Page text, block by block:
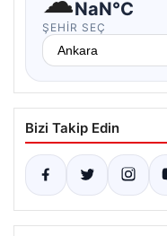
NaN°C
ŞEHIR SEÇ
Bizi Takip Edin